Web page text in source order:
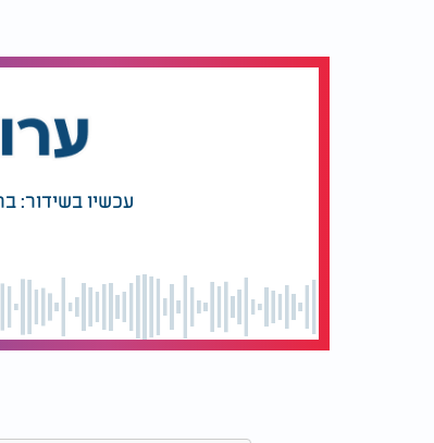
אלוורה לשיפור תפקוד מערכת
שימוש באלוורה לטיפול בבעיות עיכול
הספרות המדעית מזהה בצמח סגולות
צריכת מיץ אלוורה או שימוש בתוספי
הקלה מכאבים ומדלקות.
עכשיו בשידור: